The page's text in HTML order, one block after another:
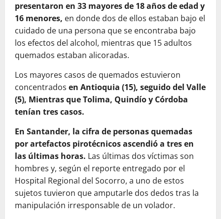
presentaron en 33 mayores de 18 años de edad y
16 menores, en donde dos de ellos estaban bajo el
cuidado de una persona que se encontraba bajo
los efectos del alcohol, mientras que 15 adultos
quemados estaban alicoradas.
Los mayores casos de quemados estuvieron
concentrados en Antioquia (15), seguido del Valle
(5), Mientras que Tolima, Quindío y Córdoba
tenían tres casos.
En Santander, la cifra de personas quemadas
por artefactos pirotécnicos ascendió a tres en
las últimas horas. Las últimas dos víctimas son
hombres y, según el reporte entregado por el
Hospital Regional del Socorro, a uno de estos
sujetos tuvieron que amputarle dos dedos tras la
manipulación irresponsable de un volador.